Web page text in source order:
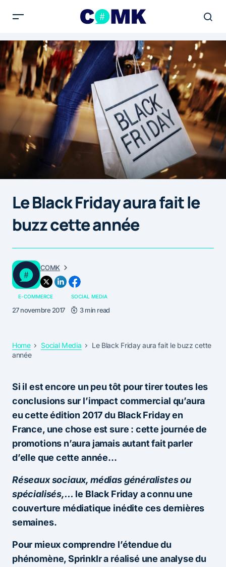
Le Black Friday aura fait le
buzz cette année
COMK
E-COMMERCE SOCIAL MEDIA
27 novembre 2017 3 min read
Home Social Media
Le Black Friday aura fait le buzz cette
année
Si il est encore un peu tôt pour tirer toutes les
conclusions sur l’impact commercial qu’aura
eu cette édition 2017 du Black Friday en
France, une chose est sure : cette journée de
promotions n’aura jamais autant fait parler
d’elle que cette année…
Réseaux sociaux, médias généralistes ou
spécialisés,… le Black Friday a connu une
couverture médiatique inédite ces dernières
semaines.
Pour mieux comprendre l’étendue du
phénomène, Sprinklr a réalisé une analyse du